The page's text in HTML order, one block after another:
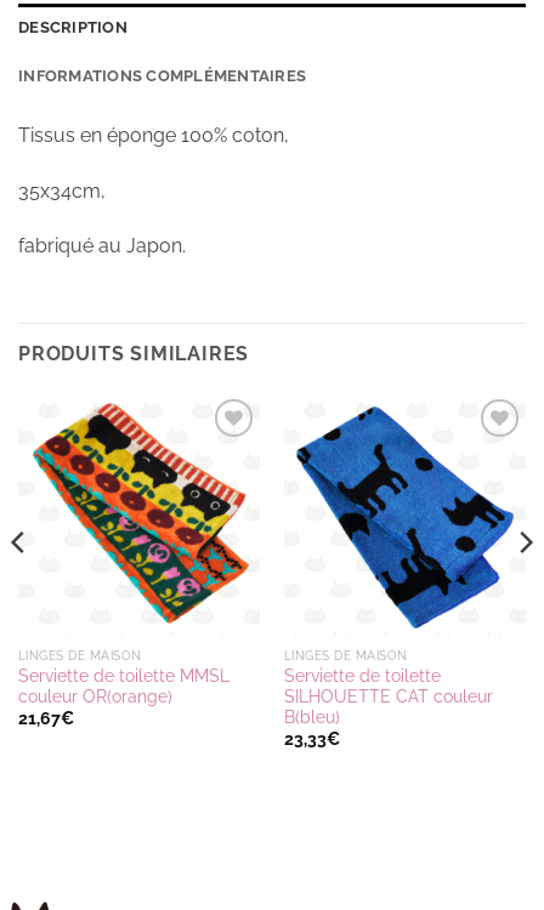
DESCRIPTION
INFORMATIONS COMPLÉMENTAIRES
Tissus en éponge 100% coton,
35x34cm,
fabriqué au Japon.
PRODUITS SIMILAIRES
à la
wishlist
LINGES DE MAISON
Serviette de toilette MMSL
couleur OR(orange)
21,67€
wishlist
LINGES DE MAISON
Serviette de toilette
SILHOUETTE CAT couleur
B(bleu)
23,33€